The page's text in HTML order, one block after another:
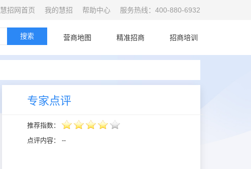
慧招网首页 我的慧招 帮助中心 服务热线：400-880-6932
首页 营商地图 精准招商 招商培训
搜索
专家点评
推荐指数：
点评内容： --